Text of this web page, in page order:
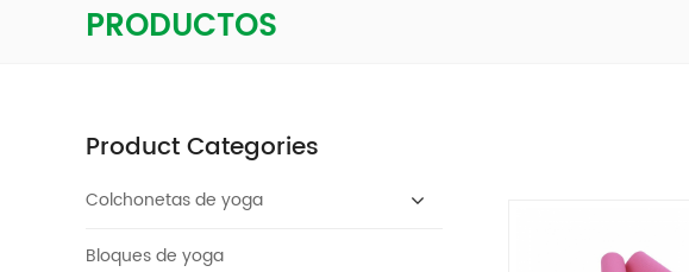
PRODUCTOS
Product Categories
Colchonetas de yoga
Bloques de yoga